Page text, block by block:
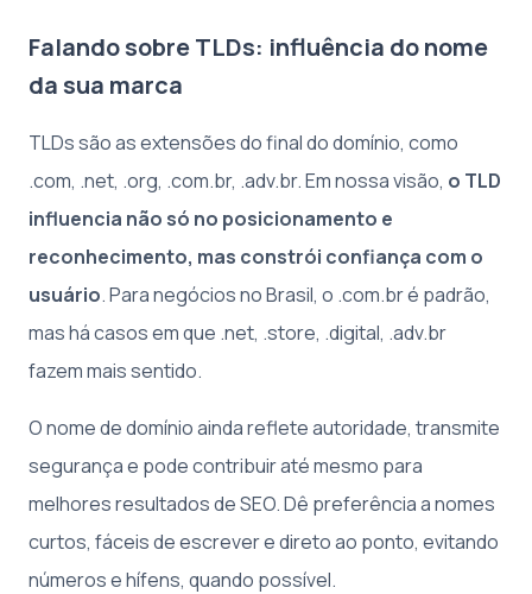
Falando sobre TLDs: influência do nome
da sua marca
TLDs são as extensões do final do domínio, como
.com, .net, .org, .com.br, .adv.br. Em nossa visão, o TLD
influencia não só no posicionamento e
reconhecimento, mas constrói confiança com o
usuário. Para negócios no Brasil, o .com.br é padrão,
mas há casos em que .net, .store, .digital, .adv.br
fazem mais sentido.
O nome de domínio ainda reflete autoridade, transmite
segurança e pode contribuir até mesmo para
melhores resultados de SEO. Dê preferência a nomes
curtos, fáceis de escrever e direto ao ponto, evitando
números e hífens, quando possível.